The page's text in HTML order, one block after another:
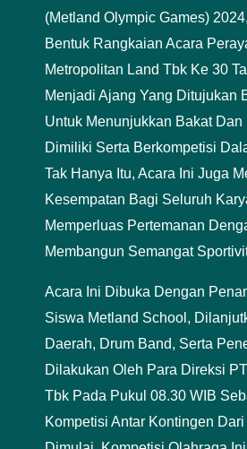
(Metland Olympic Games)
Bentuk Rangkaian Acara
Metropolitan Land Tbk Ke 30
Menjadi Ajang Yang Ditujukan
Untuk Menunjukkan Bakat
Dimiliki Serta Berkompetisi
Tak Hanya Itu, Acara Ini Juga
Kesempatan Bagi Seluruh
Memperluas Pertemanan
Membangun Semangat
Acara Ini Dibuka Dengan
Siswa Metland School,
Daerah, Drum Band, Serta
Dilakukan Oleh Para Direksi
Tbk Pada Pukul 08.30 WIB
Kompetisi Antar Kontingen